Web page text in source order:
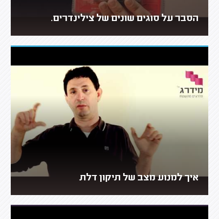
הסבר על סוגים שונים של צילינדרים.
איך למנוע מצב של תיקון דלת